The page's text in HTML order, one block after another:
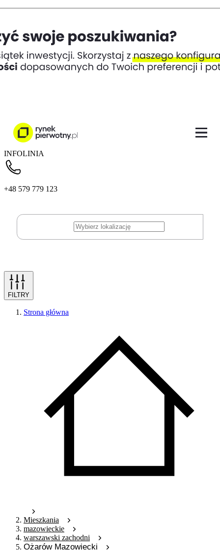
INFOLINIA
+48 579 779 123
FILTRY
Strona główna
Mieszkania
mazowieckie
warszawski zachodni
Ożarów Mazowiecki